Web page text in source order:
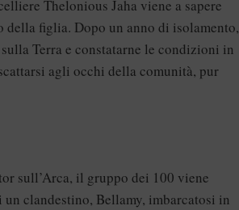
Thelonious Jaha viene a sapere
della figlia. Dopo un anno di isolamento,
Terra e constatarne le condizioni in
agli occhi della comunità, pur
sull’Arca, il gruppo dei 100 viene
clandestino, Bellamy, imbarcatosi in